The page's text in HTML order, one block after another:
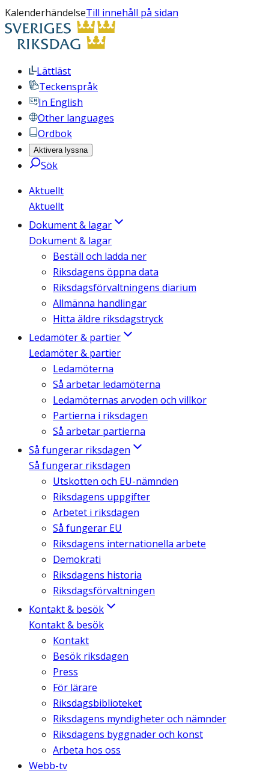
KalenderhändelseTill innehåll på sidan
Lättläst
Teckenspråk
In English
Other languages
Ordbok
Aktivera lyssna
Sök
Aktuellt
Aktuellt
Dokument & lagar
Dokument & lagar
Beställ och ladda ner
Riksdagens öppna data
Riksdagsförvaltningens diarium
Allmänna handlingar
Hitta äldre riksdagstryck
Ledamöter & partier
Ledamöter & partier
Ledamöterna
Så arbetar ledamöterna
Ledamöternas arvoden och villkor
Partierna i riksdagen
Så arbetar partierna
Så fungerar riksdagen
Så fungerar riksdagen
Utskotten och EU-nämnden
Riksdagens uppgifter
Arbetet i riksdagen
Så fungerar EU
Riksdagens internationella arbete
Demokrati
Riksdagens historia
Riksdagsförvaltningen
Kontakt & besök
Kontakt & besök
Kontakt
Besök riksdagen
Press
För lärare
Riksdagsbiblioteket
Riksdagens myndigheter och nämnder
Riksdagens byggnader och konst
Arbeta hos oss
Webb-tv